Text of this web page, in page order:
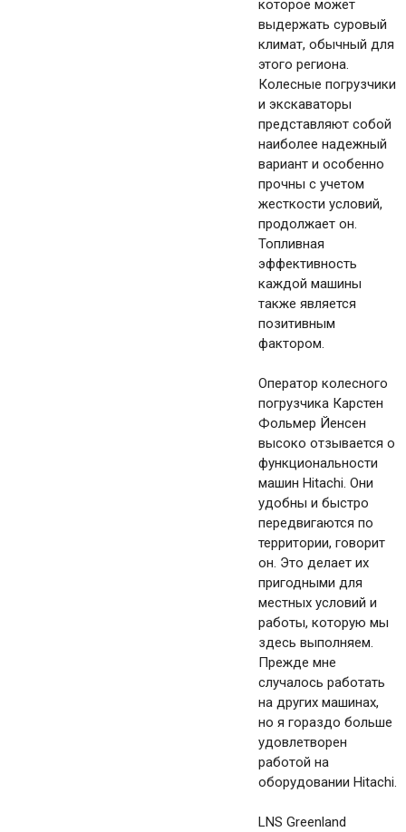
которое может
выдержать суровый
климат, обычный для
этого региона.
Колесные погрузчики
и экскаваторы
представляют собой
наиболее надежный
вариант и особенно
прочны с учетом
жесткости условий,
продолжает он.
Топливная
эффективность
каждой машины
также является
позитивным
фактором.
Оператор колесного
погрузчика Карстен
Фольмер Йенсен
высоко отзывается о
функциональности
машин Hitachi. Они
удобны и быстро
передвигаются по
территории, говорит
он. Это делает их
пригодными для
местных условий и
работы, которую мы
здесь выполняем.
Прежде мне
случалось работать
на других машинах,
но я гораздо больше
удовлетворен
работой на
оборудовании Hitachi.
LNS Greenland